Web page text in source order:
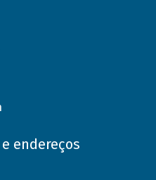
endereços